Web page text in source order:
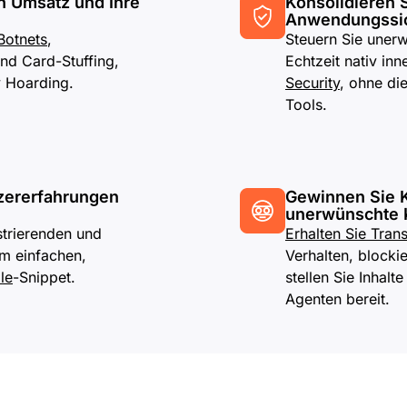
,
Card-Stuffing,
Hoarding.
Steuern Sie
Echtzeit nativ
Security, ohne
Tools.
und
einfachen,
-Snippet.
Gewinnen Sie
unerwünschte
Erhalten Sie
Verhalten,
stellen Sie
Agenten bereit.